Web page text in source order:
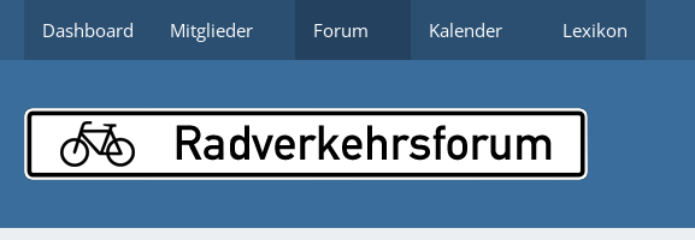
Dashboard Mitglieder Forum Kalender Lexikon